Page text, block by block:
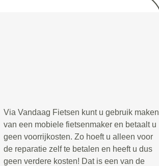
Via Vandaag Fietsen kunt u gebruik maken
van een mobiele fietsenmaker en betaalt u
geen voorrijkosten. Zo hoeft u alleen voor
de reparatie zelf te betalen en heeft u dus
geen verdere kosten! Dat is een van de